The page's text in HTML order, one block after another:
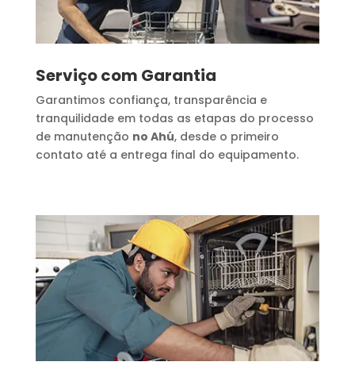
Serviço com Garantia
Garantimos confiança, transparência e
tranquilidade em todas as etapas do processo
de manutenção no Ahú, desde o primeiro
contato até a entrega final do equipamento.